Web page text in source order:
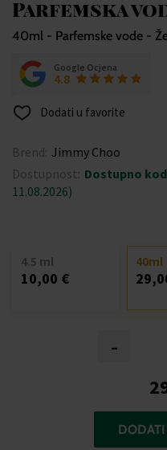
Parfemska
40ml - Parfemske vode -
Google Ocjena
4.8
Dodati u favorite
Brend: Jimmy Choo
Dostupnost: Dostupno
11.08.2026)
-
4.5 ml
10,00 €
40ml